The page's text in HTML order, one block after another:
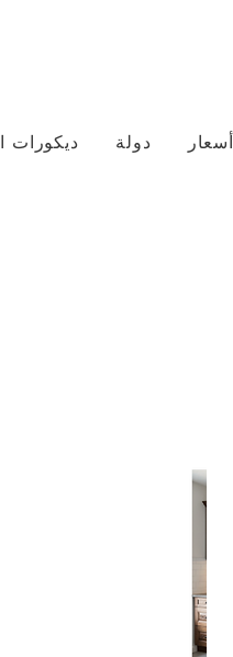
ديكورات دولة